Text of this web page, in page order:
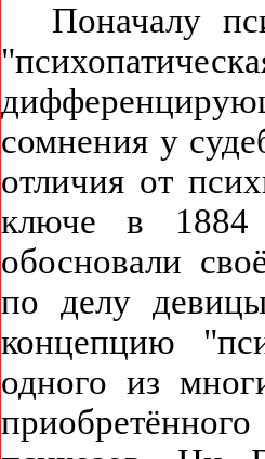
Поначалу
сомнения у
отличия от
ключе в
обосновали
по делу
концепцию
одного из